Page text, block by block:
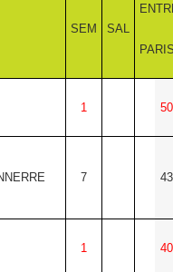
SEM SAL
1
7
1